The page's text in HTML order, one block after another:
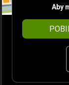
Aby